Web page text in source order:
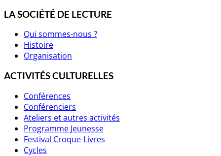
LA SOCIÉTÉ DE LECTURE
Qui sommes-nous ?
Histoire
Organisation
ACTIVITÉS CULTURELLES
Conférences
Conférenciers
Ateliers et autres activités
Programme Jeunesse
Festival Croque-Livres
Cycles